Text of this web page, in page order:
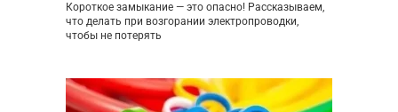
Короткое замыкание — это опасно! Рассказываем,
что делать при возгорании электропроводки,
чтобы не потерять